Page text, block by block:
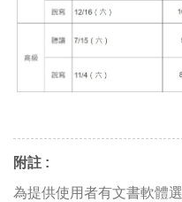
附註 :
為提供使用者有文書軟體